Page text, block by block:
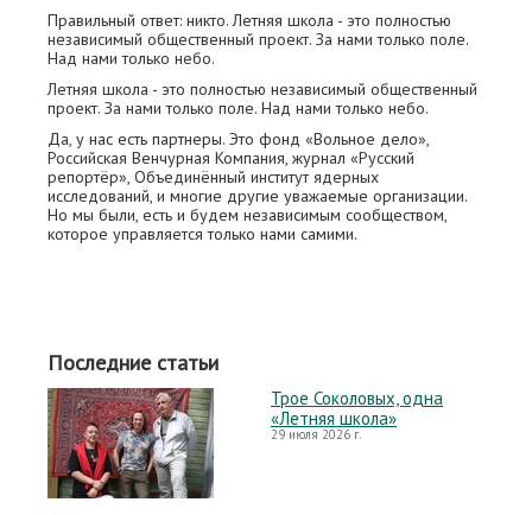
Правильный ответ: никто. Летняя школа - это полностью
независимый общественный проект. За нами только поле.
Над нами только небо.
Летняя школа - это полностью независимый общественный
проект. За нами только поле. Над нами только небо.
Да, у нас есть партнеры. Это фонд «Вольное дело»,
Российская Венчурная Компания, журнал «Русский
репортёр», Объединённый институт ядерных
исследований, и многие другие уважаемые организации.
Но мы были, есть и будем независимым сообществом,
которое управляется только нами самими.
Последние статьи
Трое Соколовых, одна
«Летняя школа»
29 июля 2026 г.